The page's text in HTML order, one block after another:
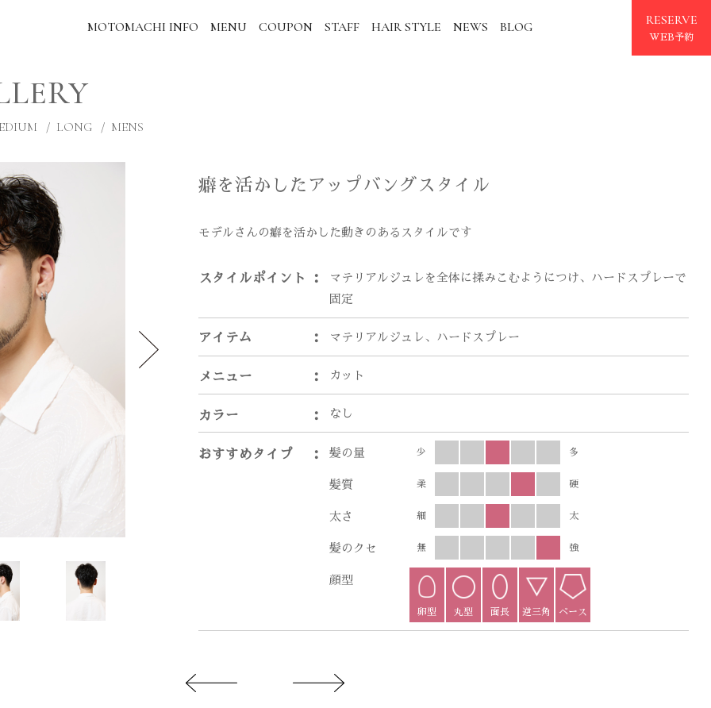
MOTOMACHI INFO MENU COUPON STAFF HAIR STYLE NEWS BLOG RESERVE
WEB予約
LONG MENS
癖を活かしたアップバングスタイル
モデルさんの癖を活かした動きのあるスタイルです
スタイルポイント
マテリアルジュレを全体に揉みこむようにつけ、ハードスプレーで
固定
アイテム マテリアルジュレ、ハードスプレー
メニュー カット
カラー なし
おすすめタイプ 髪の量 少 多
髪質 柔 硬
太さ 細 太
髪のクセ 無 強
顔型
卵型 丸型 面長 逆三角 ベース